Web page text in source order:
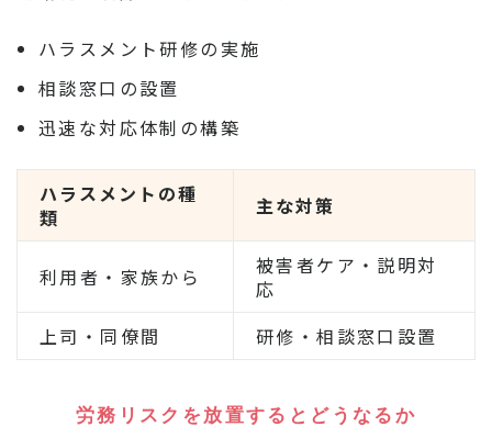
ハラスメント研修の実施
相談窓口の設置
迅速な対応体制の構築
ハラスメントの種
類
主な対策
利用者・家族から
被害者ケア・説明対
応
上司・同僚間
研修・相談窓口設置
労務リスクを放置するとどうなるか